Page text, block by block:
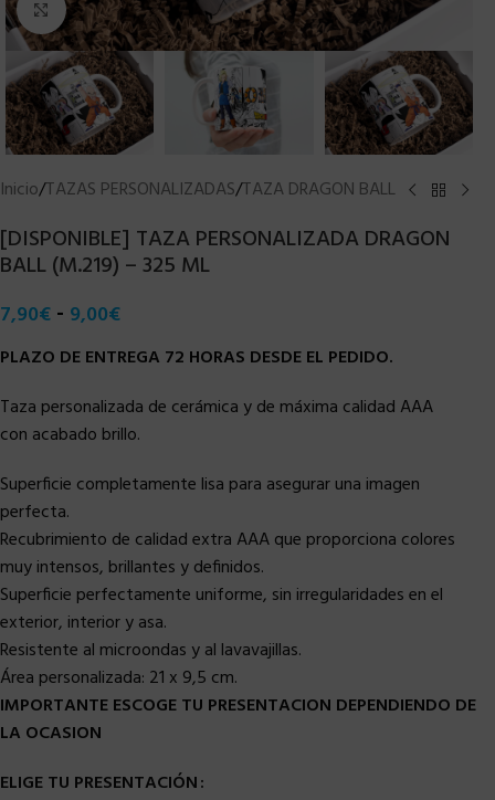
Clic para ampliar
Inicio/TAZAS PERSONALIZADAS/TAZA DRAGON BALL
[DISPONIBLE] TAZA PERSONALIZADA DRAGON
BALL (M.219) – 325 ML
7,90€ - 9,00€
PLAZO DE ENTREGA 72 HORAS DESDE EL PEDIDO.
Taza personalizada de cerámica y de máxima calidad AAA
con acabado brillo.
Superficie completamente lisa para asegurar una imagen
perfecta.
Recubrimiento de calidad extra AAA que proporciona colores
muy intensos, brillantes y definidos.
Superficie perfectamente uniforme, sin irregularidades en el
exterior, interior y asa.
Resistente al microondas y al lavavajillas.
Área personalizada: 21 x 9,5 cm.
IMPORTANTE ESCOGE TU PRESENTACION DEPENDIENDO DE
LA OCASION
ELIGE TU PRESENTACIÓN